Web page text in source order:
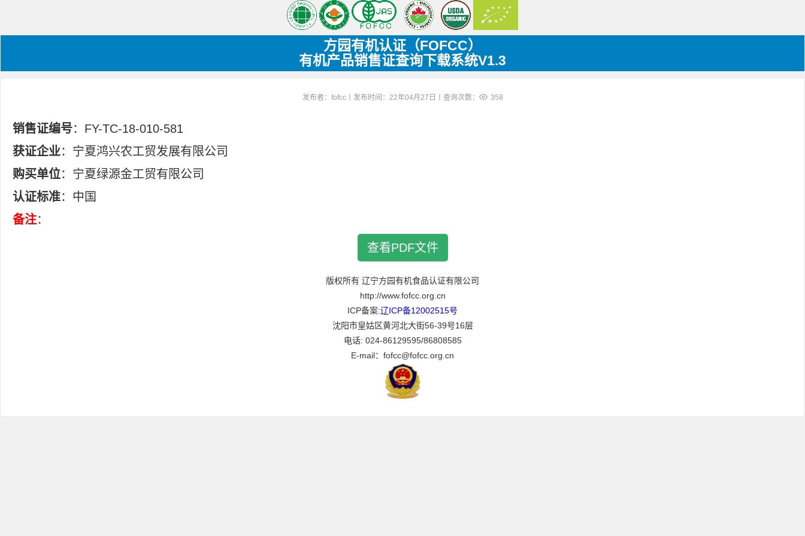
方园有机认证（FOFCC）
有机产品销售证查询下载系统V1.3
发布者：fofcc丨发布时间：22年04月27日丨查询次数： 358
销售证编号：FY-TC-18-010-581
获证企业：宁夏鸿兴农工贸发展有限公司
购买单位：宁夏绿源金工贸有限公司
认证标准：中国
备注：
查看PDF文件
版权所有 辽宁方园有机食品认证有限公司
http://www.fofcc.org.cn
ICP备案:辽ICP备12002515号
沈阳市皇姑区黄河北大街56-39号16层
电话: 024-86129595/86808585
E-mail：fofcc@fofcc.org.cn